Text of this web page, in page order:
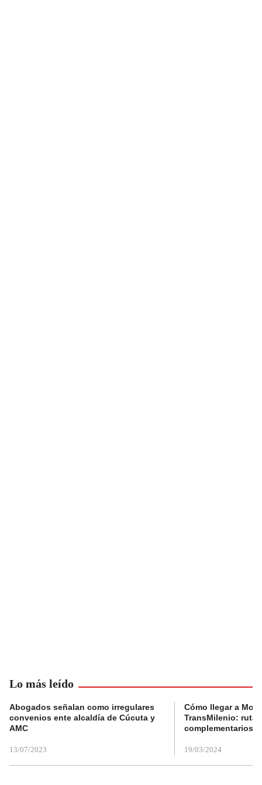
Lo más leído
Abogados señalan como irregulares
convenios ente alcaldía de Cúcuta y
AMC
13/07/2023
Cómo llegar a
TransMilenio:
complementarios
19/03/2024